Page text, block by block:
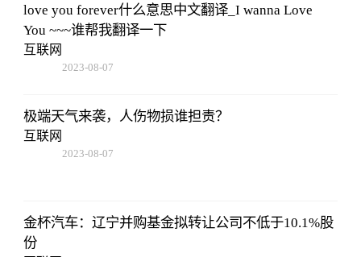
love you forever什么意思中文翻译_I wanna Love
You ~~~谁帮我翻译一下
互联网
2023-08-07
极端天气来袭，人伤物损谁担责？
互联网
2023-08-07
金杯汽车：辽宁并购基金拟转让公司不低于10.1%股
份